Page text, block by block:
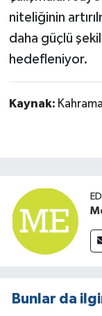
niteliğinin
daha güçlü
hedefleniyor.
Kaynak:
Bunlar da